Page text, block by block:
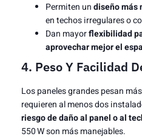
Permiten undiseño más
en techos irregulares o
Dan mayorflexibilidad
aprovechar mejor el
4. Peso Y Facilidad
Los paneles grandes pesan
requieren al menos dos
riesgo de daño al panel o al
550 W son más manejables.